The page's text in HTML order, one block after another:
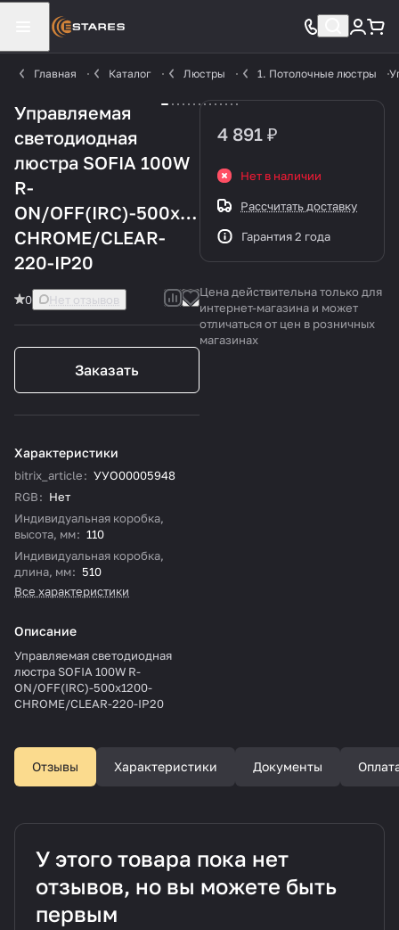
Главная Каталог Люстры 1. Потолочные люстры
Управляемая
светодиодная
люстра SOFIA 100W
R-
ON/OFF(IRC)-500x1200-
CHROME/CLEAR-
220-IP20
0 Нет отзывов
Заказать
Характеристики
bitrix_article: УУО00005948
RGB: Нет
Индивидуальная коробка,
высота, мм: 110
Индивидуальная коробка,
длина, мм: 510
Все характеристики
Описание
Управляемая светодиодная
люстра SOFIA 100W R-
ON/OFF(IRC)-500x1200-
CHROME/CLEAR-220-IP20
4 891 ₽
Нет в наличии
Рассчитать доставку
Гарантия 2 года
Цена действительна только для
интернет-магазина и может
отличаться от цен в розничных
магазинах
Отзывы Характеристики Документы
У этого товара пока нет
отзывов, но вы можете быть
первым